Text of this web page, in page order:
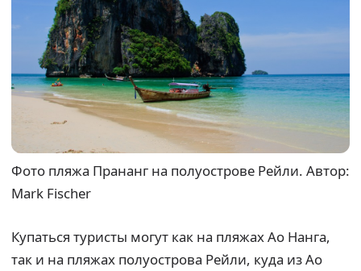
Фото пляжа Прананг на полуострове Рейли. Автор:
Mark Fischer
Купаться туристы могут как на пляжах Ао Нанга,
так и на пляжах полуострова Рейли, куда из Ао